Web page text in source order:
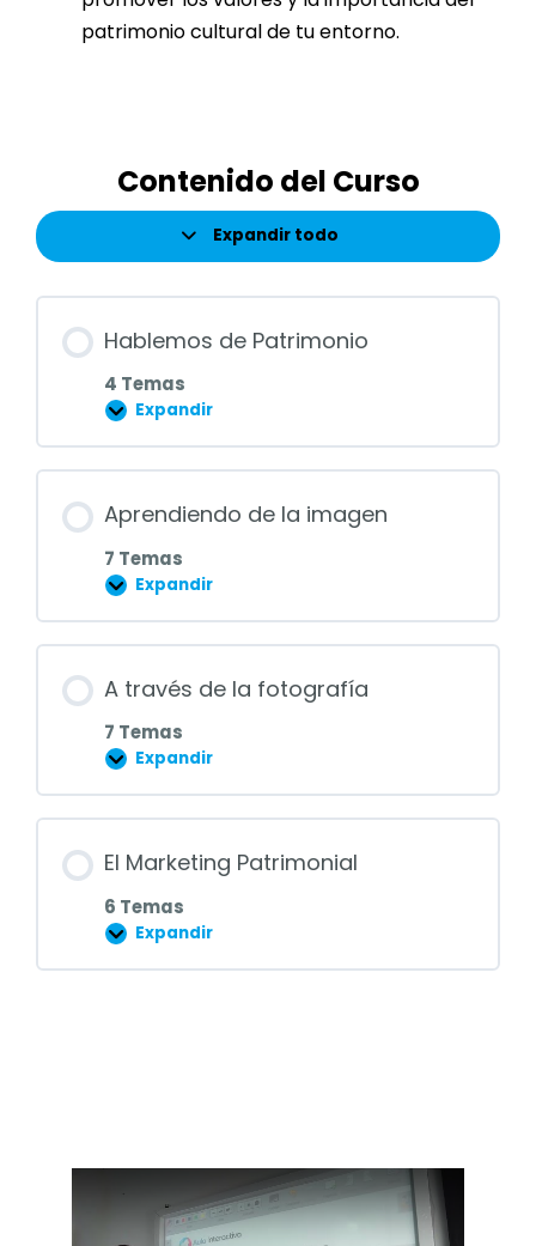
patrimonio cultural de tu entorno.
Contenido del Curso
Expandir todo
Lecciones
Hablemos de Patrimonio
4 Temas
Expandir
Hablemos
Aprendiendo de la imagen
7 Temas
Expandir
Aprendiendo
imagen
A través de la fotografía
7 Temas
Expandir
A
la
El Marketing Patrimonial
6 Temas
Expandir
El
Patrimonial